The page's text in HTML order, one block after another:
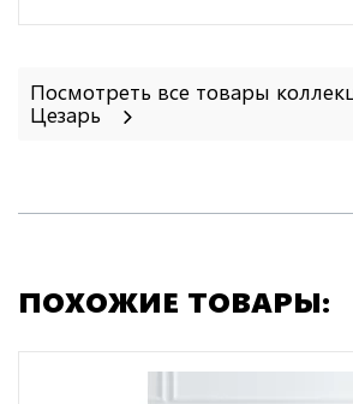
Посмотреть все товары
Цезарь
ПОХОЖИЕ ТОВАРЫ: